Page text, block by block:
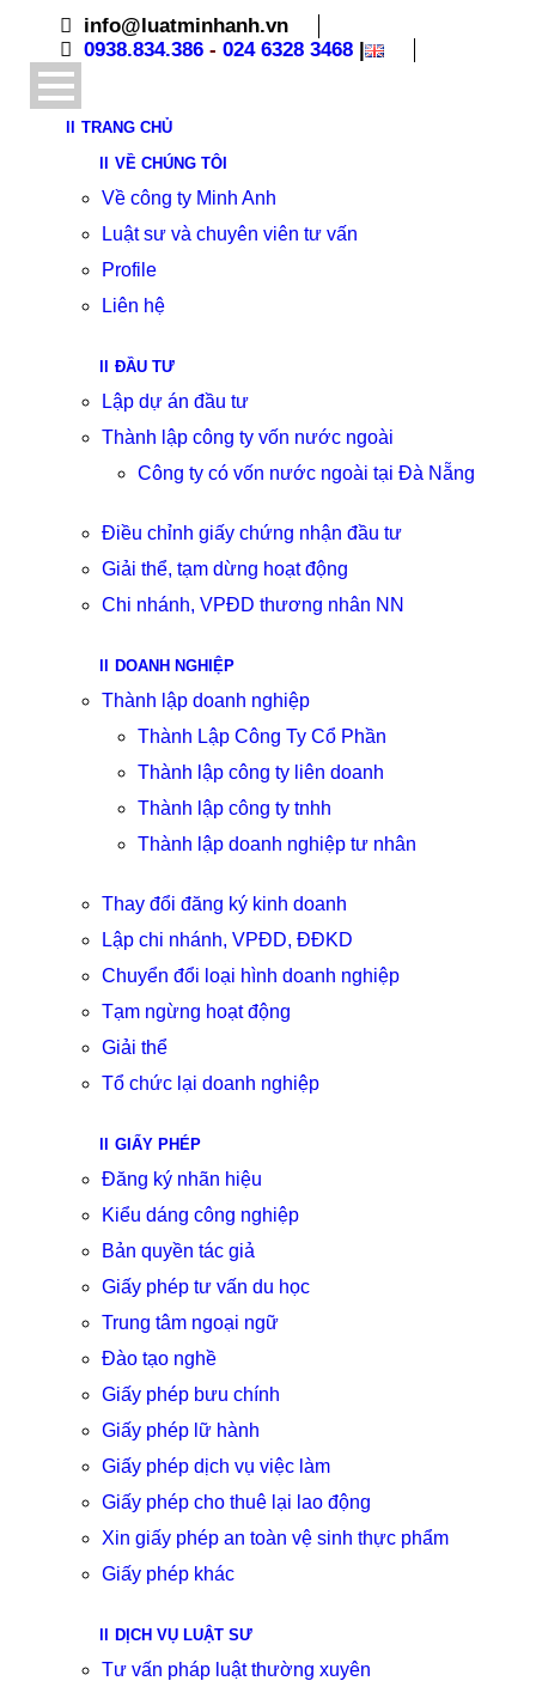
info@luatminhanh.vn
0938.834.386 - 024 6328 3468 |
TRANG CHỦ
VỀ CHÚNG TÔI
Về công ty Minh Anh
Luật sư và chuyên viên tư vấn
Profile
Liên hệ
ĐẦU TƯ
Lập dự án đầu tư
Thành lập công ty vốn nước ngoài
Công ty có vốn nước ngoài tại Đà Nẵng
Điều chỉnh giấy chứng nhận đầu tư
Giải thể, tạm dừng hoạt động
Chi nhánh, VPĐD thương nhân NN
DOANH NGHIỆP
Thành lập doanh nghiệp
Thành Lập Công Ty Cổ Phần
Thành lập công ty liên doanh
Thành lập công ty tnhh
Thành lập doanh nghiệp tư nhân
Thay đổi đăng ký kinh doanh
Lập chi nhánh, VPĐD, ĐĐKD
Chuyển đổi loại hình doanh nghiệp
Tạm ngừng hoạt động
Giải thể
Tổ chức lại doanh nghiệp
GIẤY PHÉP
Đăng ký nhãn hiệu
Kiểu dáng công nghiệp
Bản quyền tác giả
Giấy phép tư vấn du học
Trung tâm ngoại ngữ
Đào tạo nghề
Giấy phép bưu chính
Giấy phép lữ hành
Giấy phép dịch vụ việc làm
Giấy phép cho thuê lại lao động
Xin giấy phép an toàn vệ sinh thực phẩm
Giấy phép khác
DỊCH VỤ LUẬT SƯ
Tư vấn pháp luật thường xuyên